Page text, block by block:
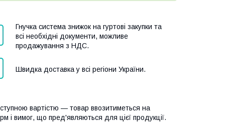
Гнучка система знижок на гуртові закупки та
всі необхідні документи, можливе
продажування з НДС.
Швидка доставка у всі регіони України.
вартістю — товар ввозитиметься на
і вимог, що пред'являються для цієї продукції.